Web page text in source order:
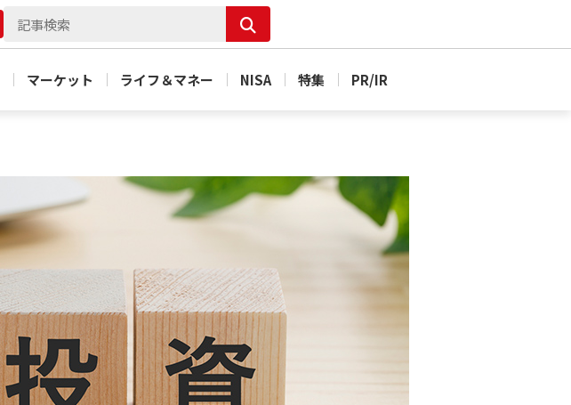
マーケット ライフ＆マネー NISA 特集 PR/IR